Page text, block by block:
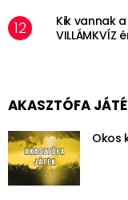
Kik vannak
VILLÁMKVÍZ
AKASZTÓFA
Okos